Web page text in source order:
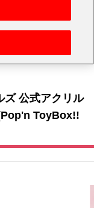
ルマスター シンデレラガール
ズ 公式アクリル
ToyBox!!